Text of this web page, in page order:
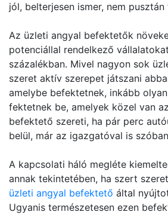
jól, belterjesen ismer, nem pusztán
Az üzleti angyal befektetők
potenciállal rendelkező
százalékban. Mivel nagyon sok
szeret aktív szerepet játszani
amelybe befektetnek, inkább
fektetnek be, amelyek közel van
befektető szereti, ha pár perc
belül, már az igazgatóval is
A kapcsolati háló megléte
annak tekintetében, ha szert
üzleti angyal befektető által
Ugyanis természetesen ezen